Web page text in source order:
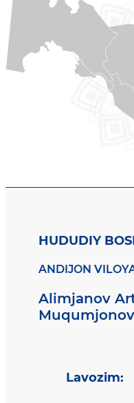
HUDUDIY
ANDIJON
Alimjanov
Lavozim: